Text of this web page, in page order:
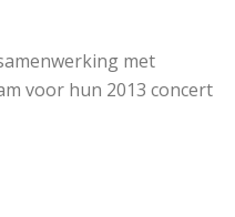
met
voor hun 2013 concert